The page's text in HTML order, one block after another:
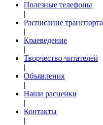
Полезные телефоны
|
Расписание транспорта
|
Краеведение
|
Творчество читателей
|
Объявления
|
Наши расценки
|
Контакты
|